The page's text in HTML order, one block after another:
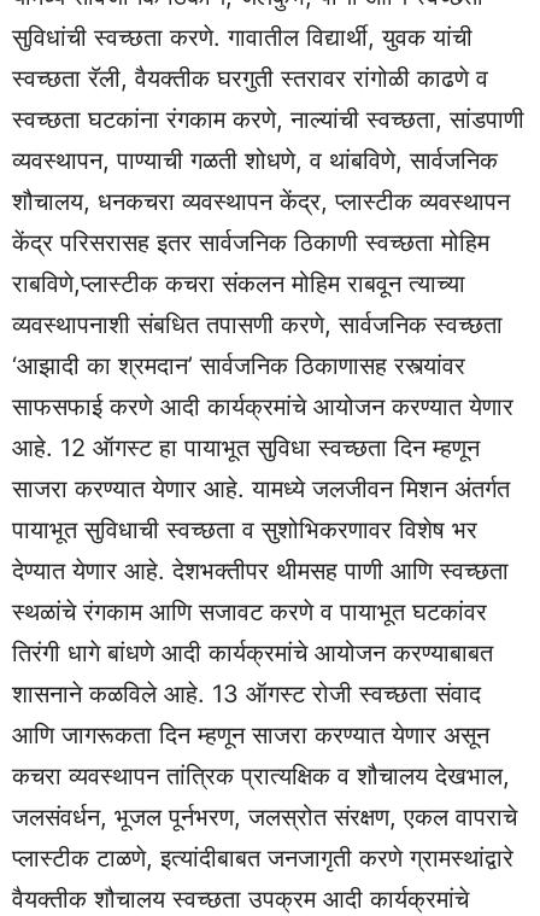
सुविधांची स्वच्छता करणे. गावातील विद्यार्थी, युवक यांची
स्वच्छता रॅली, वैयक्तीक घरगुती स्तरावर रांगोळी काढणे व
स्वच्छता घटकांना रंगकाम करणे, नाल्यांची स्वच्छता, सांडपाणी
व्यवस्थापन, पाण्याची गळती शोधणे, व थांबविणे, सार्वजनिक
शौचालय, धनकचरा व्यवस्थापन केंद्र, प्लास्टीक व्यवस्थापन
केंद्र परिसरासह इतर सार्वजनिक ठिकाणी स्वच्छता मोहिम
राबविणे,प्लास्टीक कचरा संकलन मोहिम राबवून त्याच्या
व्यवस्थापनाशी संबधित तपासणी करणे, सार्वजनिक स्वच्छता
‘आझादी का श्रमदान’ सार्वजनिक ठिकाणासह रस्त्यांवर
साफसफाई करणे आदी कार्यक्रमांचे आयोजन करण्यात येणार
आहे. 12 ऑगस्ट हा पायाभूत सुविधा स्वच्छता दिन म्हणून
साजरा करण्यात येणार आहे. यामध्ये जलजीवन मिशन अंतर्गत
पायाभूत सुविधाची स्वच्छता व सुशोभिकरणावर विशेष भर
देण्यात येणार आहे. देशभक्तीपर थीमसह पाणी आणि स्वच्छता
स्थळांचे रंगकाम आणि सजावट करणे व पायाभूत घटकांवर
तिरंगी धागे बांधणे आदी कार्यक्रमांचे आयोजन करण्याबाबत
शासनाने कळविले आहे. 13 ऑगस्ट रोजी स्वच्छता संवाद
आणि जागरूकता दिन म्हणून साजरा करण्यात येणार असून
कचरा व्यवस्थापन तांत्रिक प्रात्यक्षिक व शौचालय देखभाल,
जलसंवर्धन, भूजल पूर्नभरण, जलस्रोत संरक्षण, एकल वापराचे
प्लास्टीक टाळणे, इत्यांदीबाबत जनजागृती करणे ग्रामस्थांद्वारे
वैयक्तीक शौचालय स्वच्छता उपक्रम आदी कार्यक्रमांचे